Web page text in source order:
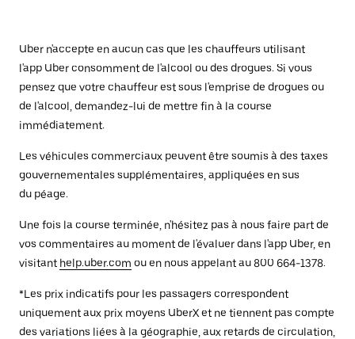
Uber n'accepte en aucun cas que les chauffeurs utilisant
l'app Uber consomment de l'alcool ou des drogues. Si vous
pensez que votre chauffeur est sous l'emprise de drogues ou
de l'alcool, demandez-lui de mettre fin à la course
immédiatement.
Les véhicules commerciaux peuvent être soumis à des taxes
gouvernementales supplémentaires, appliquées en sus
du péage.
Une fois la course terminée, n'hésitez pas à nous faire part de
vos commentaires au moment de l'évaluer dans l'app Uber, en
visitant help.uber.com ou en nous appelant au 800 664-1378.
*Les prix indicatifs pour les passagers correspondent
uniquement aux prix moyens UberX et ne tiennent pas compte
des variations liées à la géographie, aux retards de circulation,